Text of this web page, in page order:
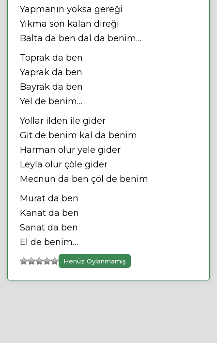
Yapmanın yoksa gereği
Yıkma son kalan direği
Balta da ben dal da benim…
Toprak da ben
Yaprak da ben
Bayrak da ben
Yel de benim…
Yollar ilden ile gider
Git de benim kal da benim
Harman olur yele gider
Leyla olur çöle gider
Mecnun da ben çöl de benim
Murat da ben
Kanat da ben
Sanat da ben
El de benim…
Henüz Oylanmamış